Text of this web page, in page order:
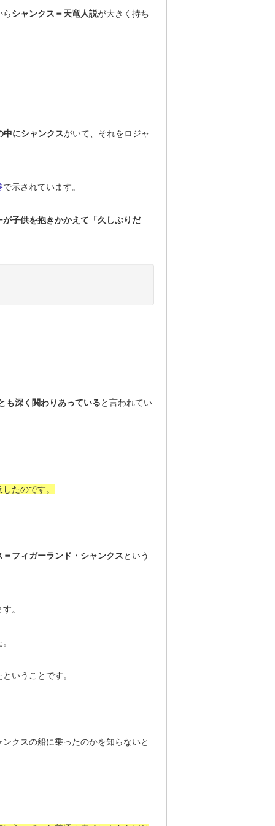
らシャンクス＝天竜人説が大きく持ち
中にシャンクスがいて、それをロジャ
で示されています。
が子供を抱きかかえて「久しぶりだ
も深く関わりあっていると言われてい
たのです。
＝フィガーランド・シャンクスという
。
いうことです。
クスの船に乗ったのかを知らないと